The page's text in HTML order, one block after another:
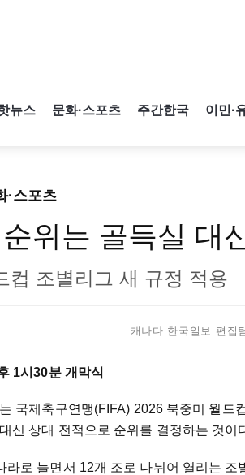
뉴스 문화·스포츠 주간한국 이민·
·스포츠
위는 골득실 대
컵 조별리그 새 규정 적용
캐나다 한국일보 편
1시30분 개막식
국제축구연맹(FIFA) 2026 북중미 월드
신 상대 전적으로 순위를 결정하는 것이
라로 늘면서 12개 조로 나뉘어 열리는